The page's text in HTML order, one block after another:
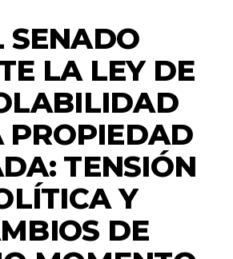
SENADO
LA LEY DE
PROPIEDAD
TENSIÓN
Y
DE